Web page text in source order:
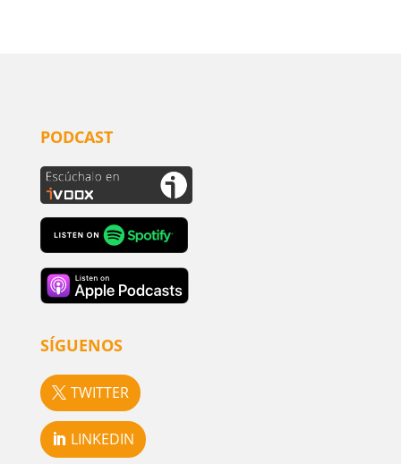
PODCAST
SÍGUENOS
TWITTER
LINKEDIN